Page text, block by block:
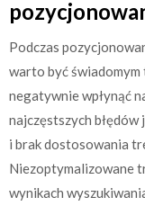
Podczas
warto być świadomym
negatywnie wpłynąć
najczęstszych
i brak dostosowania
Niezoptymalizowane
wynikach